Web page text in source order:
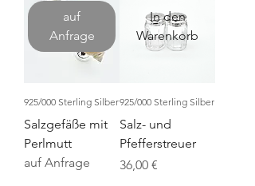
auf
Anfrage
925/000 Sterling Silber
Salzgefäße mit
Perlmutt
auf Anfrage
In den
Warenkorb
925/000 Sterling Silber
Salz- und
Pfefferstreuer
Preis
36,00 €